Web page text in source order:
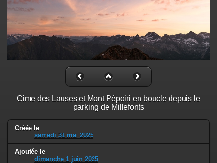
Cime des Lauses et Mont Pépoiri en boucle depuis le
parking de Millefonts
Créée le
samedi 31 mai 2025
Ajoutée le
dimanche 1 juin 2025